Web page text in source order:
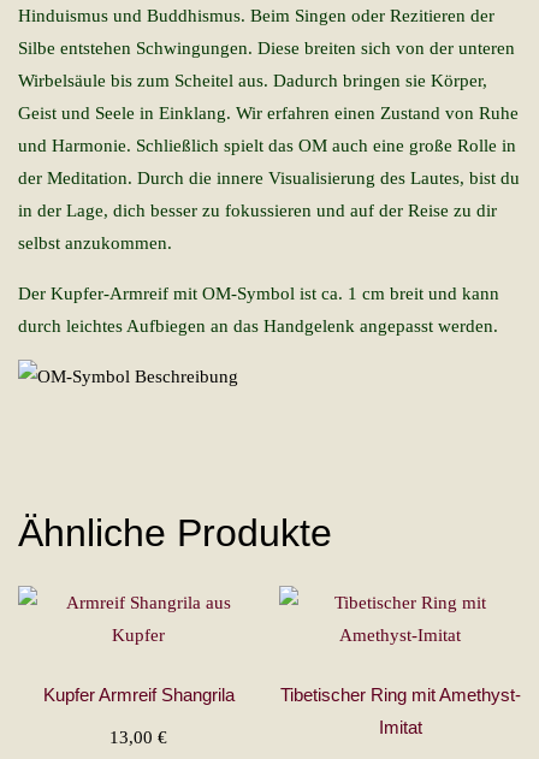
Hinduismus und Buddhismus. Beim Singen oder Rezitieren der
Silbe entstehen Schwingungen. Diese breiten sich von der unteren
Wirbelsäule bis zum Scheitel aus. Dadurch bringen sie Körper,
Geist und Seele in Einklang. Wir erfahren einen Zustand von Ruhe
und Harmonie. Schließlich spielt das OM auch eine große Rolle in
der Meditation. Durch die innere Visualisierung des Lautes, bist du
in der Lage, dich besser zu fokussieren und auf der Reise zu dir
selbst anzukommen.
Der Kupfer-Armreif mit OM-Symbol ist ca. 1 cm breit und kann
durch leichtes Aufbiegen an das Handgelenk angepasst werden.
Ähnliche Produkte
Kupfer Armreif Shangrila
13,00€
Tibetischer Ring mit Amethyst-
Imitat